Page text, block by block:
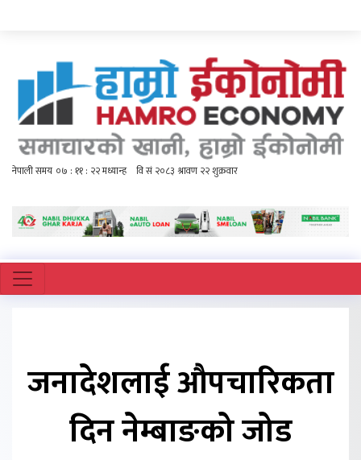
जनादेशलाई औपचारिकता
दिन नेम्बाङको जोड